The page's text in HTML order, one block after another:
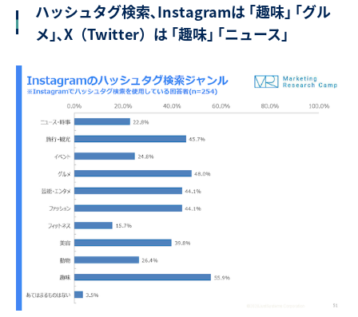
ハッシュタグ検索､Instagramは ｢趣味｣ ｢グル
メ｣､X（Twitter）は ｢趣味｣ ｢ニュース｣